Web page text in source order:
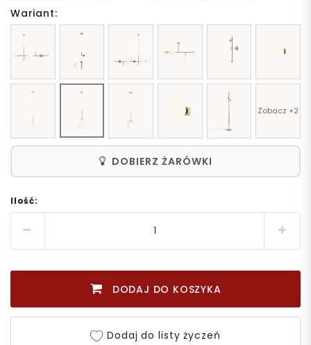
Wariant:
Zobacz +2
DOBIERZ ŻARÓWKI
Ilość:
DODAJ DO KOSZYKA
Dodaj do listy życzeń